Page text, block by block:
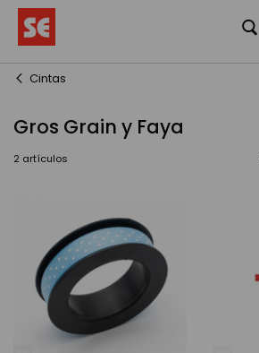
contenido
Cintas
Gros Grain y Faya
2 artículos